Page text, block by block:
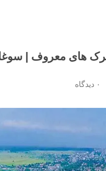
های معروف |
۰ دیدگاه